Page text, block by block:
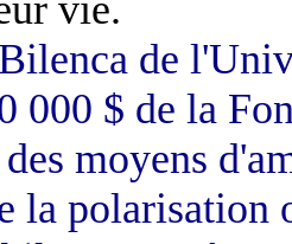
Bilenca de
000 $ de la
moyens
la polarisation